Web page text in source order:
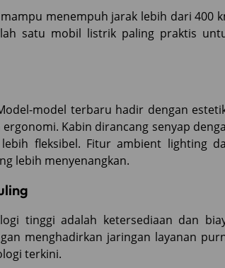
menempuh jarak lebih dari 400
satu mobil listrik paling praktis
model terbaru hadir dengan
Kabin dirancang senyap
fleksibel. Fitur ambient lighting
lebih menyenangkan.
tinggi adalah ketersediaan dan
menghadirkan jaringan layanan
terkini.